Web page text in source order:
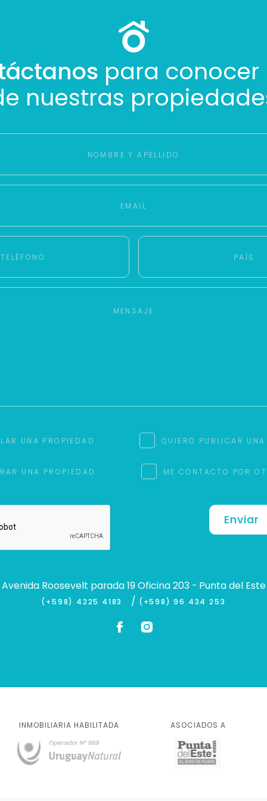
para conocer
nuestras
UNA PROPIEDAD QUIERO PUBLICAR
UNA PROPIEDAD ME CONTACTO POR
Enviar
Avenida Roosevelt parada 19 Oficina 203 - Punta del Este
(+598) 4225 4183 / (+598) 96 434 253
INMOBILIARIA HABILITADA ASOCIADOS A